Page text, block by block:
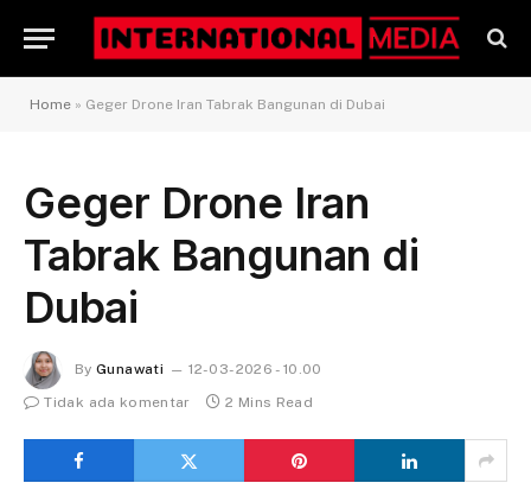
Home » Geger Drone Iran Tabrak Bangunan di Dubai
Geger Drone Iran
Tabrak Bangunan di
Dubai
By Gunawati
12-03-2026 - 10.00
Tidak ada komentar
2 Mins Read